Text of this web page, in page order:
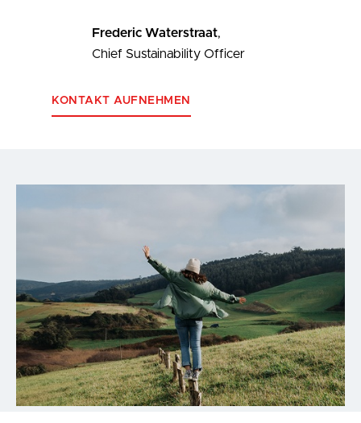
Frederic Waterstraat,
Chief Sustainability Officer
KONTAKT AUFNEHMEN